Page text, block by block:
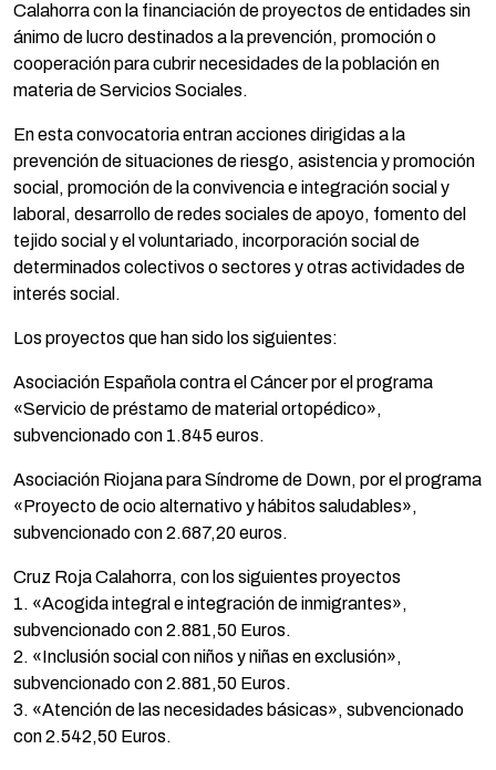
Calahorra con la financiación de proyectos de entidades sin
ánimo de lucro destinados a la prevención, promoción o
cooperación para cubrir necesidades de la población en
materia de Servicios Sociales.
En esta convocatoria entran acciones dirigidas a la
prevención de situaciones de riesgo, asistencia y promoción
social, promoción de la convivencia e integración social y
laboral, desarrollo de redes sociales de apoyo, fomento del
tejido social y el voluntariado, incorporación social de
determinados colectivos o sectores y otras actividades de
interés social.
Los proyectos que han sido los siguientes:
Asociación Española contra el Cáncer por el programa
«Servicio de préstamo de material ortopédico»,
subvencionado con 1.845 euros.
Asociación Riojana para Síndrome de Down, por el programa
«Proyecto de ocio alternativo y hábitos saludables»,
subvencionado con 2.687,20 euros.
Cruz Roja Calahorra, con los siguientes proyectos
1. «Acogida integral e integración de inmigrantes»,
subvencionado con 2.881,50 Euros.
2. «Inclusión social con niños y niñas en exclusión»,
subvencionado con 2.881,50 Euros.
3. «Atención de las necesidades básicas», subvencionado
con 2.542,50 Euros.